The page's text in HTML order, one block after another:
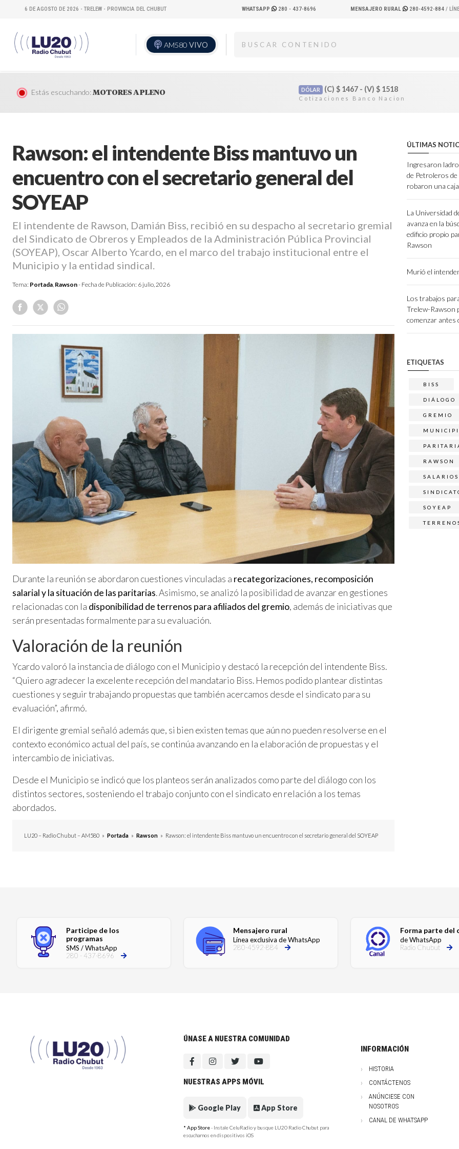
6 DE AGOSTO DE 2026 - TRELEW - PROVINCIA DEL CHUBUT WHATSAPP 280 - 437-8696 MENSAJERO RURAL 280-4592-884 /
AM580 VIVO
Estás escuchando:MOTORES A PLENO DÓLAR (C) $1467 - (V) $1518
Rawson: el intendente Biss mantuvo un
encuentro con el secretario general del
SOYEAP
El intendente de Rawson, Damián Biss, recibió en su despacho al secretario gremial
del Sindicato de Obreros y Empleados de la Administración Pública Provincial
(SOYEAP), Oscar Alberto Ycardo, en el marco del trabajo institucional entre el
Municipio y la entidad sindical.
Tema: Portada, Rawson- Fecha de Publicación: 6 julio, 2026
Durante la reunión se abordaron cuestiones vinculadas a recategorizaciones, recomposición
salarial y la situación de las paritarias. Asimismo, se analizó la posibilidad de avanzar en gestiones
relacionadas con la disponibilidad de terrenos para afiliados del gremio, además de iniciativas que
serán presentadas formalmente para su evaluación.
Valoración de la reunión
Ycardo valoró la instancia de diálogo con el Municipio y destacó la recepción del intendente Biss.
“Quiero agradecer la excelente recepción del mandatario Biss. Hemos podido plantear distintas
cuestiones y seguir trabajando propuestas que también acercamos desde el sindicato para su
evaluación”, afirmó.
El dirigente gremial señaló además que, si bien existen temas que aún no pueden resolverse en el
contexto económico actual del país, se continúa avanzando en la elaboración de propuestas y el
intercambio de iniciativas.
Desde el Municipio se indicó que los planteos serán analizados como parte del diálogo con los
distintos sectores, sosteniendo el trabajo conjunto con el sindicato en relación a los temas
abordados.
LU20 – Radio Chubut – AM580 » Portada » Rawson » Rawson: el intendente Biss mantuvo un encuentro con el secretario general del SOYEAP
ÚLTIMAS
Ingresaron
de Petroleros
robaron una
La Universidad
avanza en la
edificio propio
Rawson
Murió el
Los trabajos
Trelew-Rawson
comenzar antes
ETIQUETAS
BISS
DIÁLOGO
GREMIO
RAWSON
SALARIOS
SOYEAP
Participe de los
programas
SMS / WhatsApp
280 - 437-8696
Mensajero rural
Línea exclusiva de WhatsApp
280-4592-884
Forma parte del
de WhatsApp
Radio Chubut
ÚNASE A NUESTRA COMUNIDAD
NUESTRAS APPS MÓVIL
Google Play App Store
* App Store- Instale CeluRadio y busque LU20 Radio Chubut para
escucharnos en dispositivos iOS
INFORMACIÓN
HISTORIA
CONTÁCTENOS
ANÚNCIESE CON
NOSOTROS
CANAL DE WHATSAPP